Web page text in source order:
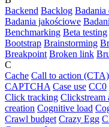
Backend Backlog Badania
Badania jakościowe
Benchmarking Beta testing
Bootstrap Brainstorming
Breakpoint Broken link
C
Cache Call to action (CTA)
CAPTCHA Case use CC0
Click tracking Clickstream
creation Cognitive load
Crawl budget Crazy Egg